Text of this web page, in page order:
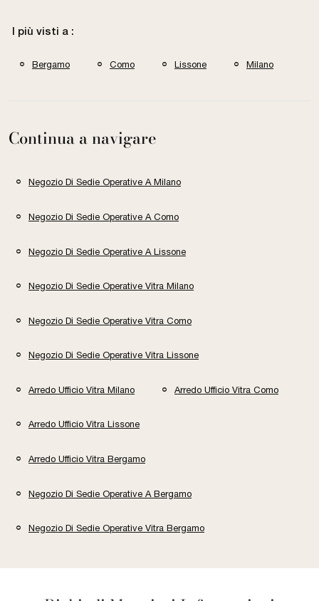
I più visti a :
Bergamo Como Lissone Milano
Continua a navigare
Negozio Di Sedie Operative A Milano
Negozio Di Sedie Operative A Como
Negozio Di Sedie Operative A Lissone
Negozio Di Sedie Operative Vitra Milano
Negozio Di Sedie Operative Vitra Como
Negozio Di Sedie Operative Vitra Lissone
Arredo Ufficio Vitra Milano Arredo Ufficio Vitra Como
Arredo Ufficio Vitra Lissone
Arredo Ufficio Vitra Bergamo
Negozio Di Sedie Operative A Bergamo
Negozio Di Sedie Operative Vitra Bergamo